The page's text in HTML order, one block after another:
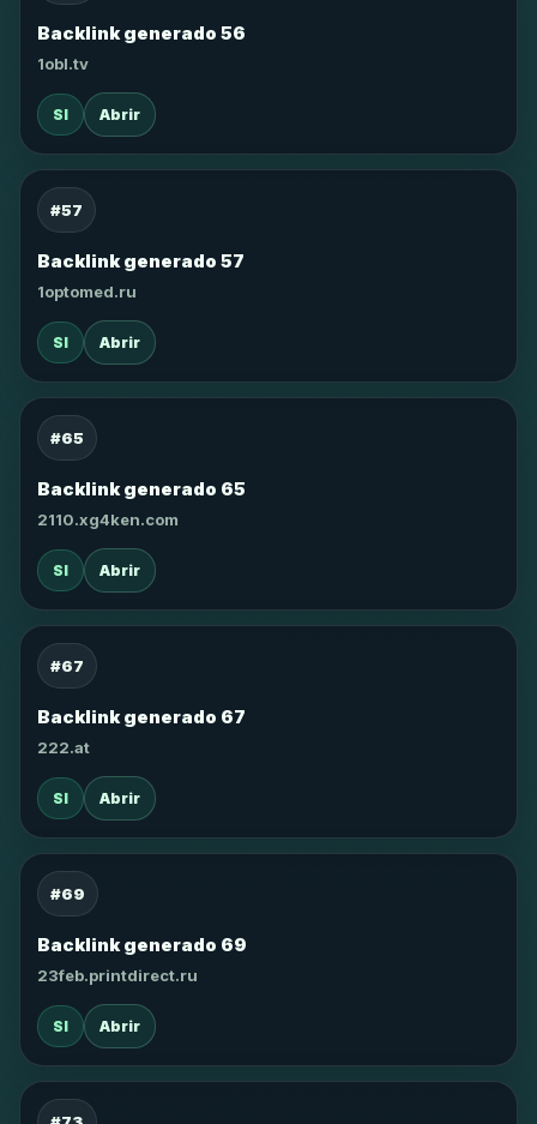
Backlink generado 56
1obl.tv
SI Abrir
#57
Backlink generado 57
1optomed.ru
SI Abrir
#65
Backlink generado 65
2110.xg4ken.com
SI Abrir
#67
Backlink generado 67
222.at
SI Abrir
#69
Backlink generado 69
23feb.printdirect.ru
SI Abrir